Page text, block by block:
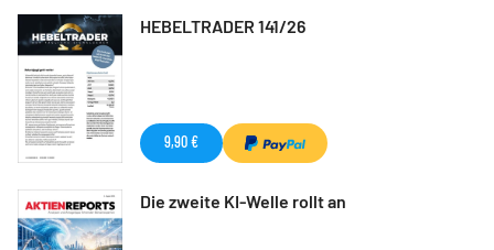
HEBELTRADER 141/26
9,90 €
Die zweite KI-Welle rollt an